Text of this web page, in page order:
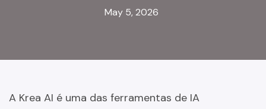
May 5, 2026
A Krea AI é uma das ferramentas de IA